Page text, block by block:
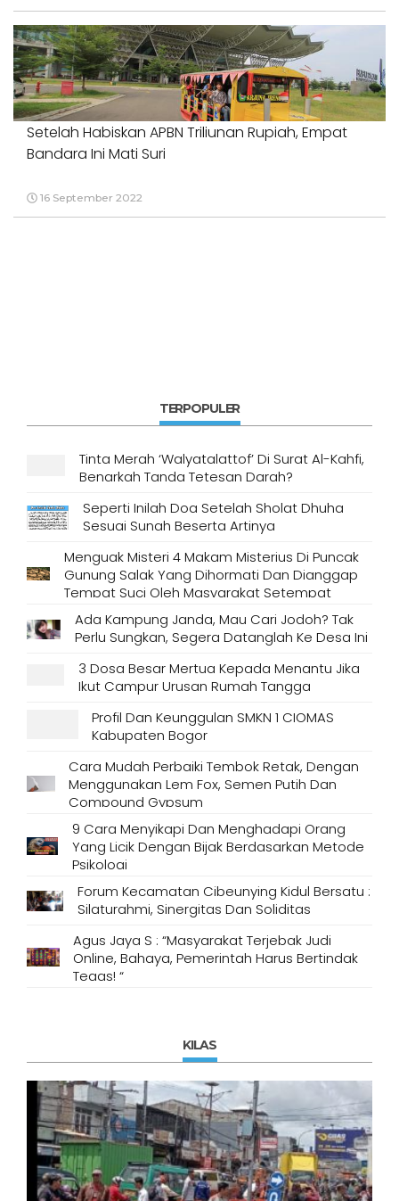
Setelah Habiskan APBN Triliunan Rupiah, Empat
Bandara Ini Mati Suri
16 September 2022
TERPOPULER
Tinta Merah ‘Walyatalattof’ Di Surat Al-Kahfi,
Benarkah Tanda Tetesan Darah?
Seperti Inilah Doa Setelah Sholat Dhuha
Sesuai Sunah Beserta Artinya
Menguak Misteri 4 Makam Misterius Di Puncak
Gunung Salak Yang Dihormati Dan Dianggap
Tempat Suci Oleh Masyarakat Setempat
Ada Kampung Janda, Mau Cari Jodoh? Tak
Perlu Sungkan, Segera Datanglah Ke Desa Ini
3 Dosa Besar Mertua Kepada Menantu Jika
Ikut Campur Urusan Rumah Tangga
Profil Dan Keunggulan SMKN 1 CIOMAS
Kabupaten Bogor
Cara Mudah Perbaiki Tembok Retak, Dengan
Menggunakan Lem Fox, Semen Putih Dan
Compound Gypsum
9 Cara Menyikapi Dan Menghadapi Orang
Yang Licik Dengan Bijak Berdasarkan Metode
Psikologi
Forum Kecamatan Cibeunying Kidul Bersatu :
Silaturahmi, Sinergitas Dan Soliditas
Agus Jaya S : “Masyarakat Terjebak Judi
Online, Bahaya, Pemerintah Harus Bertindak
Tegas! “
KILAS